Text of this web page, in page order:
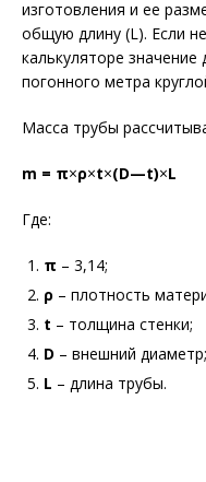
изготовления и ее
общую длину (L). Если
калькуляторе
погонного метра
Масса трубы
m = π×ρ×t×(D—t)×L
Где:
π – 3,14;
ρ – плотность
t – толщина стенки;
D – внешний диаметр;
L – длина трубы.